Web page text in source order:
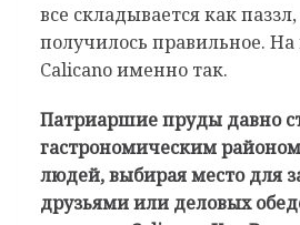
все складывается как
получилось правильное. На
Calicano именно так.
Патриаршие пруды давно
гастрономическим
людей, выбирая место для
друзьями или деловых